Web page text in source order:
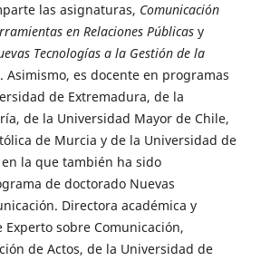
las asignaturas, Comunicación
en Relaciones Públicasy
Tecnologías a la Gestión de la
. Asimismo, es docente en programas
de Extremadura, de la
de la Universidad Mayor de Chile,
de Murcia y de la Universidad de
la que también ha sido
de doctorado Nuevas
Directora académica y
sobre Comunicación,
de Actos, de la Universidad de